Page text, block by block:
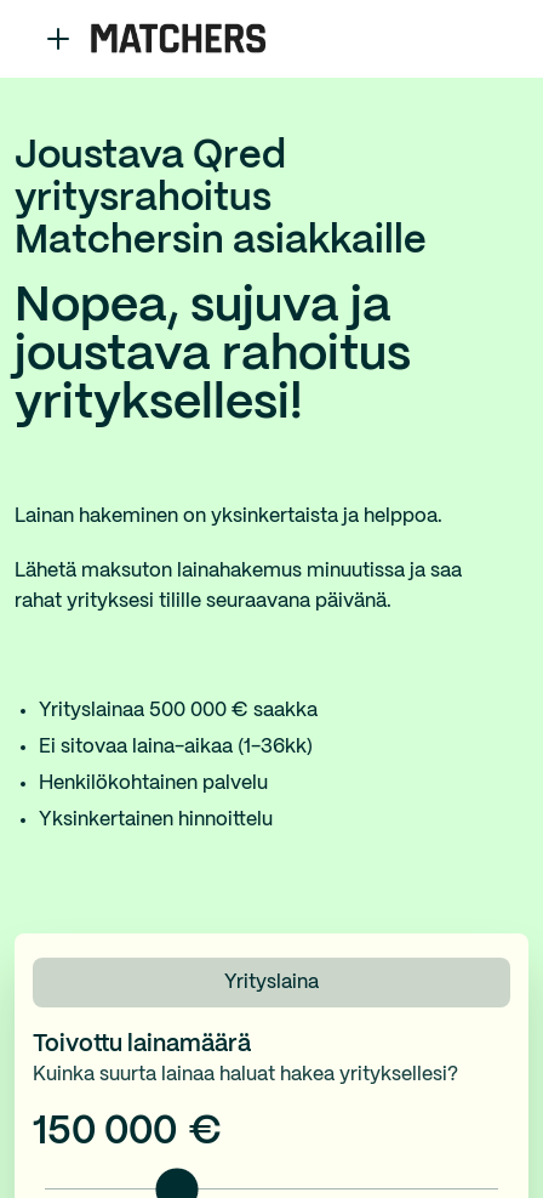
Joustava Qred
yritysrahoitus
Matchersin asiakkaille
Nopea, sujuva ja
joustava rahoitus
yrityksellesi!
Lainan hakeminen on yksinkertaista ja helppoa.
Lähetä maksuton lainahakemus minuutissa ja saa
rahat yrityksesi tilille seuraavana päivänä.
Yrityslainaa 500 000 € saakka
Ei sitovaa laina-aikaa (1-36kk)
Henkilökohtainen palvelu
Yksinkertainen hinnoittelu
Yrityslaina
Toivottu lainamäärä
Kuinka suurta lainaa haluat hakea yrityksellesi?
150 000 €